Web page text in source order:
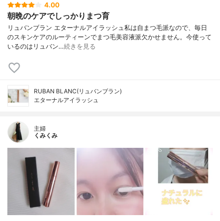
4.00
朝晩のケアでしっかりまつ育
リュバンブラン エターナルアイラッシュ⁣⁣私は自まつ毛派⁣なので、毎日
のスキンケアのルーティーンで⁣まつ毛美容液派欠かせません。⁣⁣今使って
いるのは⁣⁣リュバン…続きを見る
RUBAN BLANC(リュバンブラン)
エターナルアイラッシュ
主婦
くみくみ